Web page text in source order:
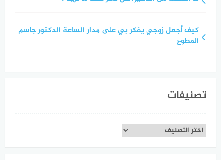
كيف أجعل زوجي يفكر بي على مدار الساعة الدكتور جاسم
المطوع
تصنيفات
تصنيفات